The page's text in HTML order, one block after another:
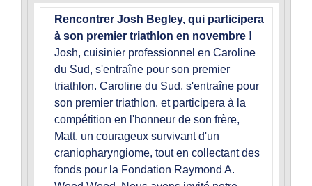
Rencontrer Josh Begley, qui participera
à son premier triathlon en novembre !
Josh, cuisinier professionnel en Caroline
du Sud, s'entraîne pour son premier
triathlon. Caroline du Sud, s'entraîne pour
son premier triathlon. et participera à la
compétition en l'honneur de son frère,
Matt, un courageux survivant d'un
craniopharyngiome, tout en collectant des
fonds pour la Fondation Raymond A.